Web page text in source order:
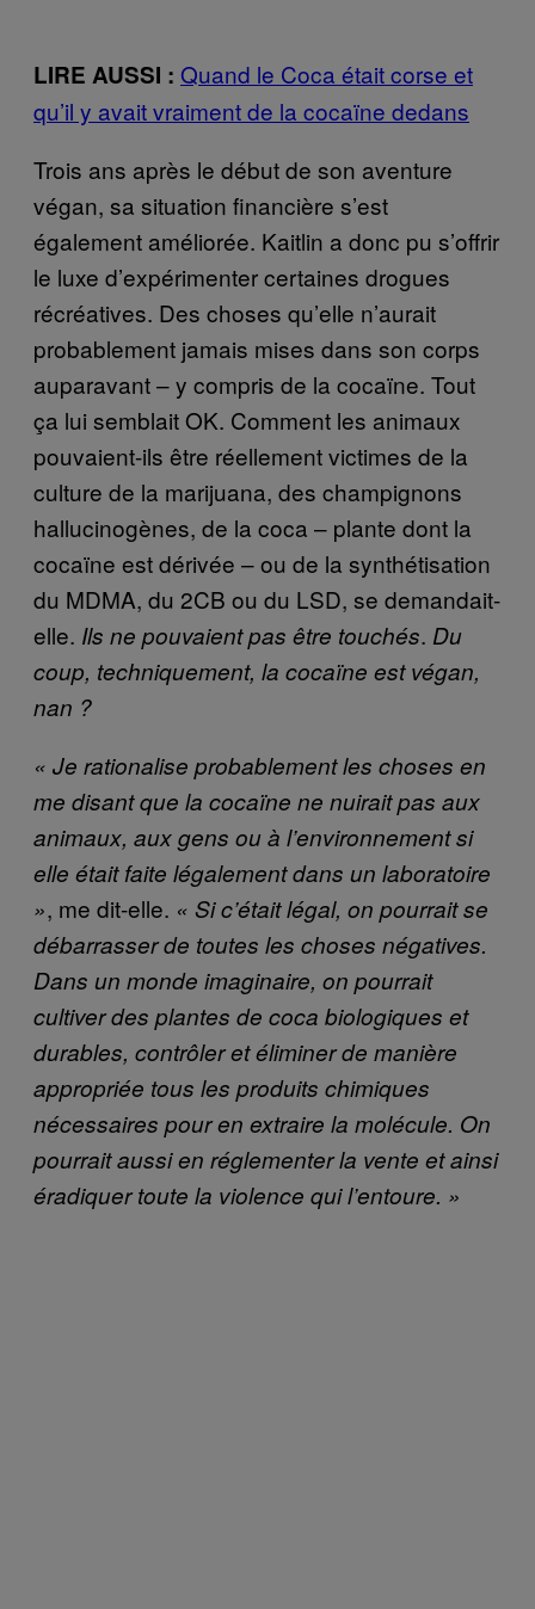
LIRE AUSSI : Quand le Coca était corse et
qu’il y avait vraiment de la cocaïne dedans
Trois ans après le début de son aventure
végan, sa situation financière s’est
également améliorée. Kaitlin a donc pu s’offrir
le luxe d’expérimenter certaines drogues
récréatives. Des choses qu’elle n’aurait
probablement jamais mises dans son corps
auparavant – y compris de la cocaïne. Tout
ça lui semblait OK. Comment les animaux
pouvaient-ils être réellement victimes de la
culture de la marijuana, des champignons
hallucinogènes, de la coca – plante dont la
cocaïne est dérivée – ou de la synthétisation
du MDMA, du 2CB ou du LSD, se demandait-
elle. Ils ne pouvaient pas être touchés. Du
coup, techniquement, la cocaïne est végan,
nan ?
« Je rationalise probablement les choses en
me disant que la cocaïne ne nuirait pas aux
animaux, aux gens ou à l’environnement si
elle était faite légalement dans un laboratoire
», me dit-elle. « Si c’était légal, on pourrait se
débarrasser de toutes les choses négatives.
Dans un monde imaginaire, on pourrait
cultiver des plantes de coca biologiques et
durables, contrôler et éliminer de manière
appropriée tous les produits chimiques
nécessaires pour en extraire la molécule. On
pourrait aussi en réglementer la vente et ainsi
éradiquer toute la violence qui l’entoure. »